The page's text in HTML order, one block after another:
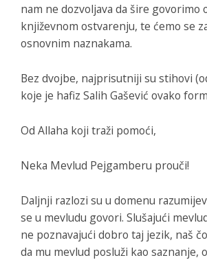
nam ne dozvoljava da šire govorimo
književnom ostvarenju, te ćemo se
osnovnim naznakama.
Bez dvojbe, najprisutniji su stihovi
koje je hafiz Salih Gašević ovako
Od Allaha koji traži pomoći,
Neka Mevlud Pejgamberu prouči!
Daljnji razlozi su u domenu
se u mevludu govori. Slušajući
ne poznavajući dobro taj jezik, naš
da mu mevlud posluži kao saznanje,